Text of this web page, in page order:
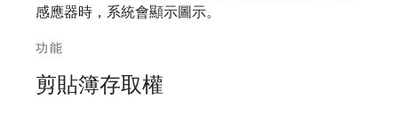
感應器時，系統會顯示圖示。
功能
剪貼簿存取權